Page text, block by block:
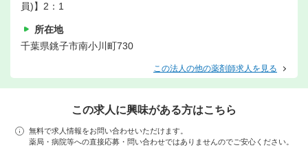
員)】2：1
所在地
千葉県銚子市南小川町730
この法人の他の薬剤師求人を見る
この求人に興味がある方はこちら
無料で求人情報をお問い合わせいただけます。
薬局・病院等への直接応募・問い合わせではありませんのでご安心ください。